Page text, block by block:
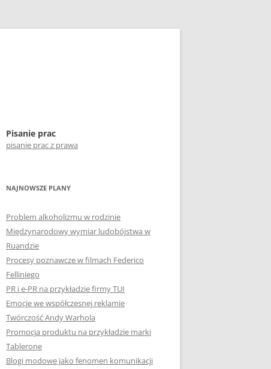
Pisanie prac
pisanie prac z prawa
NAJNOWSZE PLANY
Problem alkoholizmu w rodzinie
Międzynarodowy wymiar ludobójstwa w
Ruandzie
Procesy poznawcze w filmach Federico
Felliniego
PR i e-PR na przykładzie firmy TUI
Emocje we współczesnej reklamie
Twórczość Andy Warhola
Promocja produktu na przykładzie marki
Tablerone
Blogi modowe jako fenomen komunikacji